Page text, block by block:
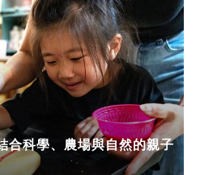
合科學、農場與自然的親子